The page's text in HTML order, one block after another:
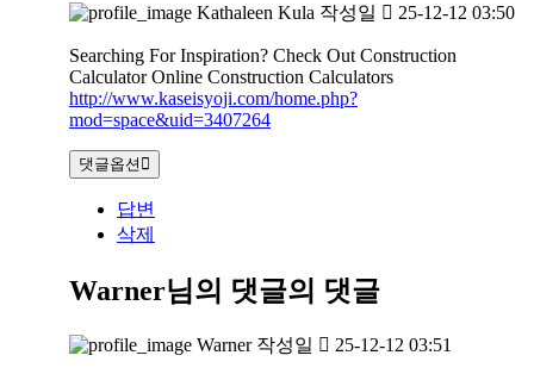
Kathaleen Kula 작성일 25-12-12 03:50
Searching For Inspiration? Check Out Construction
Calculator Online Construction Calculators
http://www.kaseisyoji.com/home.php?
mod=space&uid=3407264
댓글옵션
답변
삭제
Warner님의 댓글의 댓글
Warner 작성일 25-12-12 03:51